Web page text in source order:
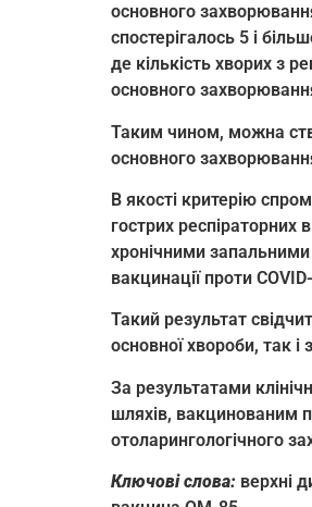
основного
спостерігалось 5 і
де кількість хворих з
основного
Таким чином, можна
основного
В якості критерію
гострих
хронічними
вакцинації проти
Такий результат
основної хвороби, так
За результатами
шляхів, вакцинованим
отоларингологічного
Ключові слова: верхні